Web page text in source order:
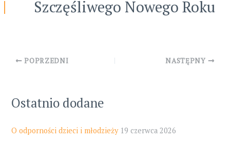
Szczęśliwego Nowego Roku
Post
POPRZEDNI NASTĘPNY
Ostatnio dodane
O odporności dzieci i młodzieży 19 czerwca 2026